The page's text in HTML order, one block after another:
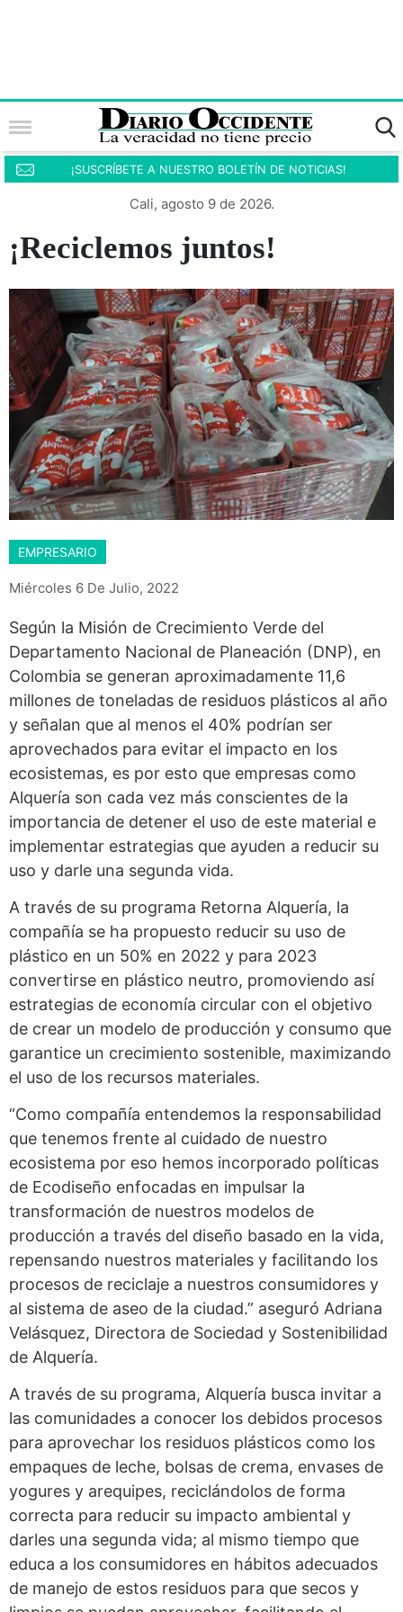
¡SUSCRÍBETE A NUESTRO BOLETÍN DE NOTICIAS!
Cali, agosto 9 de 2026.
¡Reciclemos juntos!
EMPRESARIO
Miércoles 6 De Julio, 2022
Según la Misión de Crecimiento Verde del
Departamento Nacional de Planeación (DNP), en
Colombia se generan aproximadamente 11,6
millones de toneladas de residuos plásticos al año
y señalan que al menos el 40% podrían ser
aprovechados para evitar el impacto en los
ecosistemas, es por esto que empresas como
Alquería son cada vez más conscientes de la
importancia de detener el uso de este material e
implementar estrategias que ayuden a reducir su
uso y darle una segunda vida.
A través de su programa Retorna Alquería, la
compañía se ha propuesto reducir su uso de
plástico en un 50% en 2022 y para 2023
convertirse en plástico neutro, promoviendo así
estrategias de economía circular con el objetivo
de crear un modelo de producción y consumo que
garantice un crecimiento sostenible, maximizando
el uso de los recursos materiales.
“Como compañía entendemos la responsabilidad
que tenemos frente al cuidado de nuestro
ecosistema por eso hemos incorporado políticas
de Ecodiseño enfocadas en impulsar la
transformación de nuestros modelos de
producción a través del diseño basado en la vida,
repensando nuestros materiales y facilitando los
procesos de reciclaje a nuestros consumidores y
al sistema de aseo de la ciudad.” aseguró Adriana
Velásquez, Directora de Sociedad y Sostenibilidad
de Alquería.
A través de su programa, Alquería busca invitar a
las comunidades a conocer los debidos procesos
para aprovechar los residuos plásticos como los
empaques de leche, bolsas de crema, envases de
yogures y arequipes, reciclándolos de forma
correcta para reducir su impacto ambiental y
darles una segunda vida; al mismo tiempo que
educa a los consumidores en hábitos adecuados
de manejo de estos residuos para que secos y